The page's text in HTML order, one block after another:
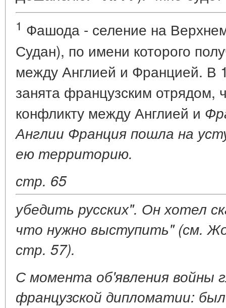
1 Фашода - селение на
Судан), по имени которого
между Англией и Францией. В
занята французским отрядом,
конфликту между Англией и
Англии Франция пошла на
ею территорию.
стр. 65
убедить русских". Он хотел
что нужно выступить" (см.
стр. 57).
С момента об'явления войны
французской дипломатии: